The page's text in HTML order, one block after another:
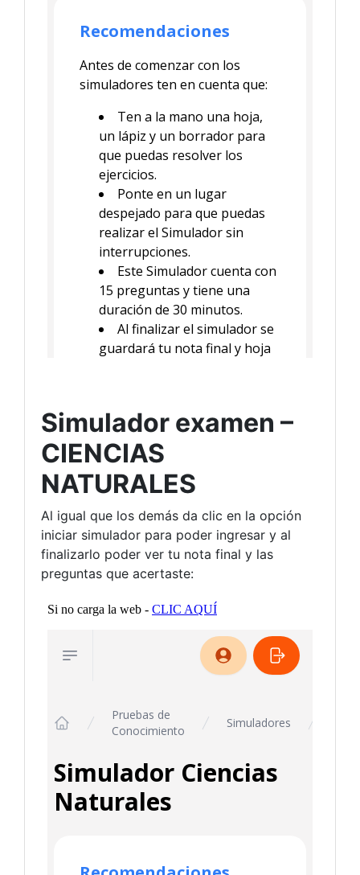
Simulador examen –
CIENCIAS
NATURALES
Al igual que los demás da clic en la opción
iniciar simulador para poder ingresar y al
finalizarlo poder ver tu nota final y las
preguntas que acertaste: